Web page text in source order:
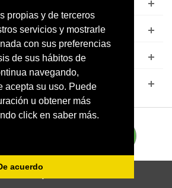
propias y de terceros
servicios y mostrarle
con sus preferencias
de sus hábitos de
navegando,
acepta su uso. Puede
u obtener más
click en saber más.
acuerdo